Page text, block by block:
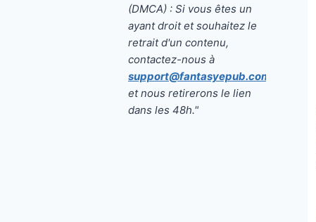
(DMCA) : Si vous êtes un
ayant droit et souhaitez le
retrait d'un contenu,
contactez-nous à
support@fantasyepub.com
et nous retirerons le lien
dans les 48h."